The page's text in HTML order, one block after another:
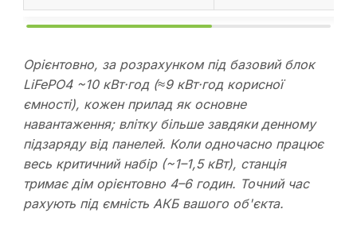
Орієнтовно, за розрахунком під базовий блок
LiFePO4 ~10 кВт·год (≈9 кВт·год корисної
ємності), кожен прилад як основне
навантаження; влітку більше завдяки денному
підзаряду від панелей. Коли одночасно працює
весь критичний набір (~1–1,5 кВт), станція
тримає дім орієнтовно 4–6 годин. Точний час
рахують під ємність АКБ вашого об'єкта.